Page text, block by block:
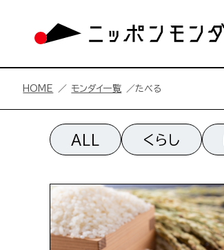
HOME モンダイ一覧 たべる
たべる一覧
ALL くらし
たべるの記事一覧